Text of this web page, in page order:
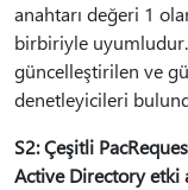
anahtarı değeri 1
birbiriyle
güncelleştirilen ve
denetleyicileri
S2: Çeşitli
Active Directory etki